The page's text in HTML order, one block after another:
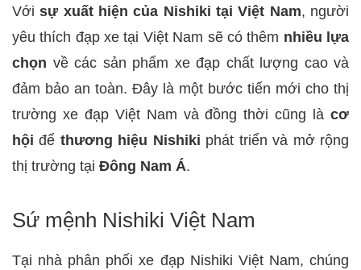
Vớisự xuất hiện của Nishiki tại Việt Nam, người
yêu thích đạp xe tại Việt Nam sẽ có thêm nhiều lựa
chọn về các sản phẩm xe đạp chất lượng cao và
đảm bảo an toàn. Đây là một bước tiến mới cho thị
trường xe đạp Việt Nam và đồng thời cũng là cơ
hội để thương hiệu Nishiki phát triển và mở rộng
thị trường tại Đông Nam Á.
Sứ mệnh Nishiki Việt Nam
Tại nhà phân phối xe đạp Nishiki Việt Nam, chúng